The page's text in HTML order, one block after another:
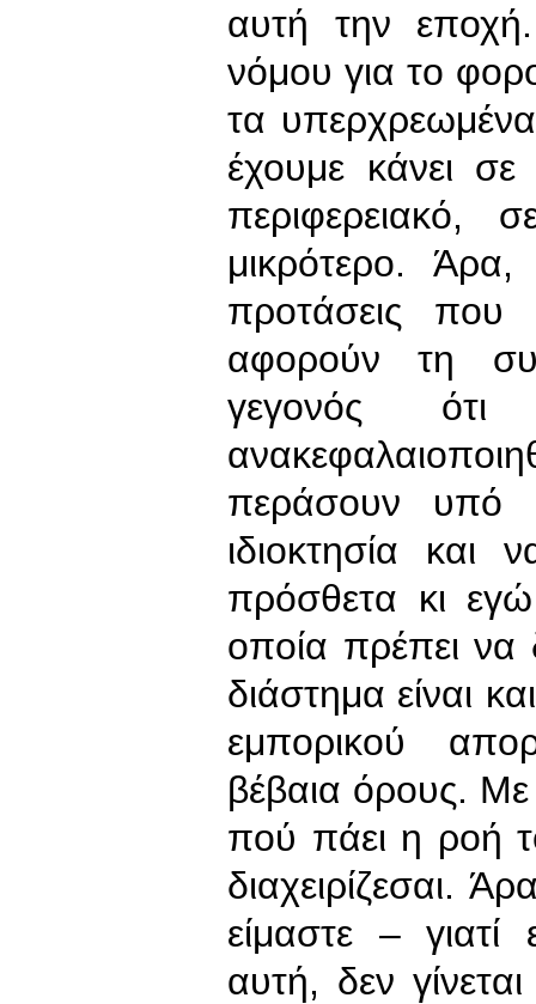
αυτή την
νόμου για το
τα υπερχρεωμένα
έχουμε κάνει
περιφερειακό,
μικρότερο. Άρα,
προτάσεις που
αφορούν τη
γεγονός
περάσουν υπό
ιδιοκτησία και
πρόσθετα κι
οποία πρέπει
διάστημα είναι
εμπορικού
βέβαια όρους.
πού πάει η ροή
διαχειρίζεσαι.
είμαστε – γιατί
αυτή, δεν